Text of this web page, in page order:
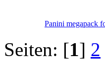
Panini megapack
Seiten: [1] 2